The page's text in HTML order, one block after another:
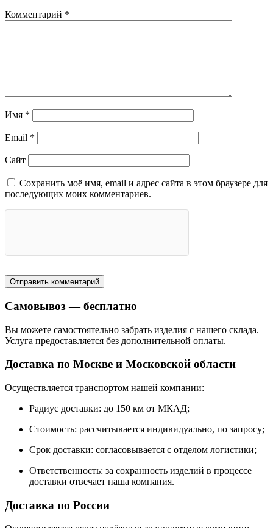
Комментарий *
Имя *
Email *
Сайт
Сохранить моё имя, email и адрес сайта в этом браузере для
последующих моих комментариев.
Самовывоз — бесплатно
Вы можете самостоятельно забрать изделия с нашего склада.
Услуга предоставляется без дополнительной оплаты.
Доставка по Москве и Московской области
Осуществляется транспортом нашей компании:
Радиус доставки: до 150 км от МКАД;
Стоимость: рассчитывается индивидуально, по запросу;
Срок доставки: согласовывается с отделом логистики;
Ответственность: за сохранность изделий в процессе
доставки отвечает наша компания.
Доставка по России